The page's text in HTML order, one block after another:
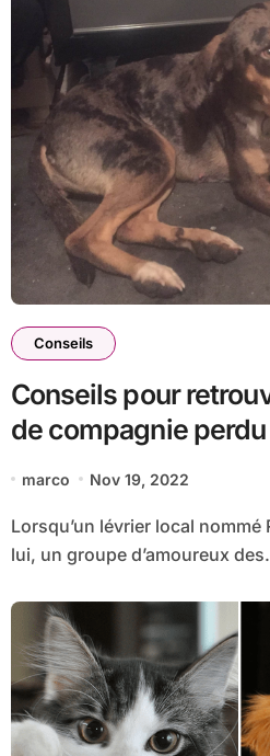
Conseils
Conseils pour
de compagnie perdu
marco Nov 19, 2022
Lorsqu’un lévrier local nommé Ruby s’est égaré de chez
lui, un groupe d’amoureux